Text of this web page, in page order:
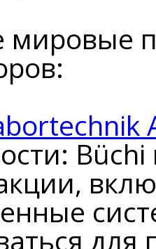
мировые
для